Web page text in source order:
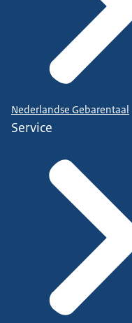
Nederlandse Gebarentaal
Service